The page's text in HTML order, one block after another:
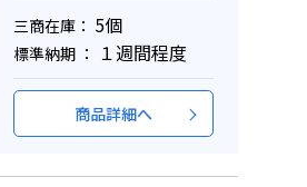
三商在庫： 5個
標準納期 ： １週間程度
商品詳細へ